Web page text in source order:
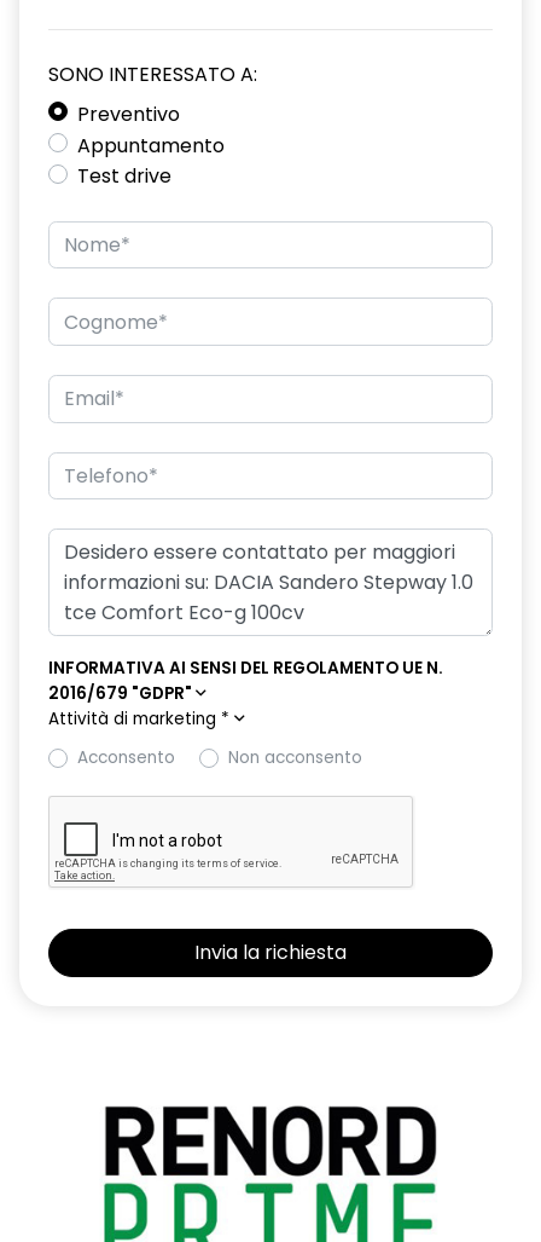
SONO INTERESSATO A:
Preventivo
Appuntamento
Test drive
INFORMATIVA AI SENSI DEL REGOLAMENTO UE N.
2016/679 "GDPR"
Attività di marketing *
Acconsento
Non acconsento